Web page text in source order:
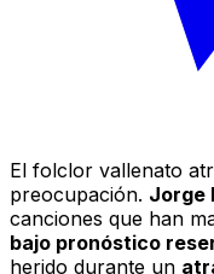
El folclor vallenato
preocupación. Jorge
canciones que han
bajo pronóstico
herido durante un